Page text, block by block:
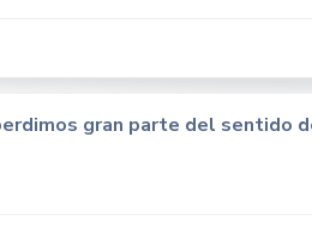
gran parte del sentido